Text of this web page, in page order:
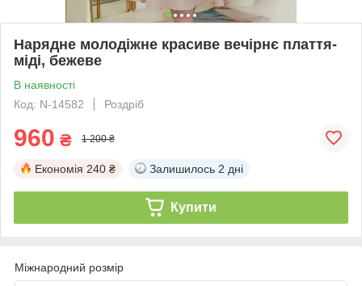
Нарядне молодіжне красиве вечірнє плаття-
міді, бежеве
В наявності
Код: N-14582
Роздріб
960 ₴ 1 200 ₴
Економія 240 ₴ Залишилось 2 дні
Купити
Міжнародний розмір